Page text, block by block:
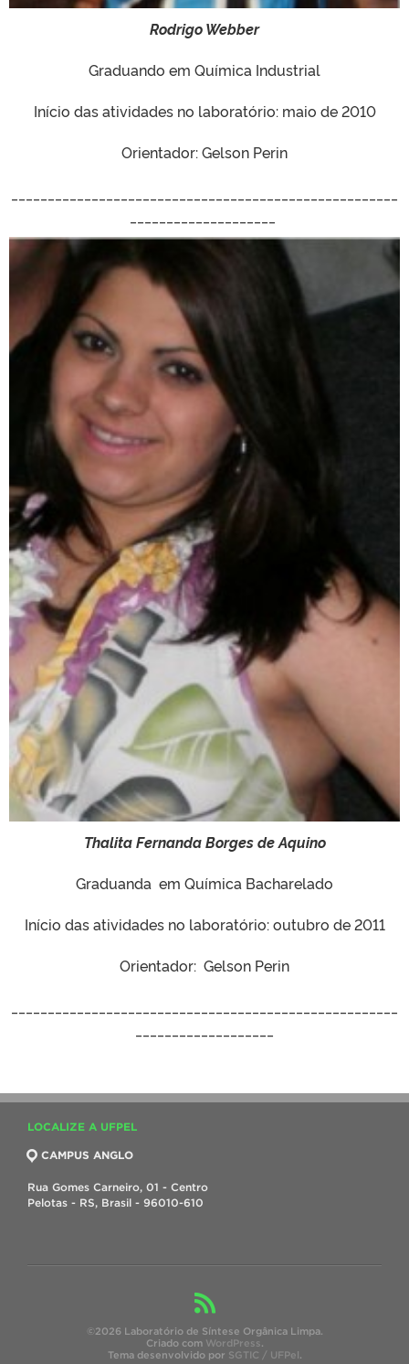
Rodrigo Webber
Graduando em Química Industrial
Início das atividades no laboratório: maio de 2010
Orientador: Gelson Perin
Thalita Fernanda Borges de Aquino
Graduanda em Química Bacharelado
Início das atividades no laboratório: outubro de 2011
Orientador: Gelson Perin
LOCALIZE A UFPEL
CAMPUS ANGLO
Rua Gomes Carneiro, 01 - Centro
Pelotas - RS, Brasil - 96010-610
©2026 Laboratório de Síntese Orgânica Limpa.
Criado com WordPress.
Tema desenvolvido por SGTIC / UFPel.